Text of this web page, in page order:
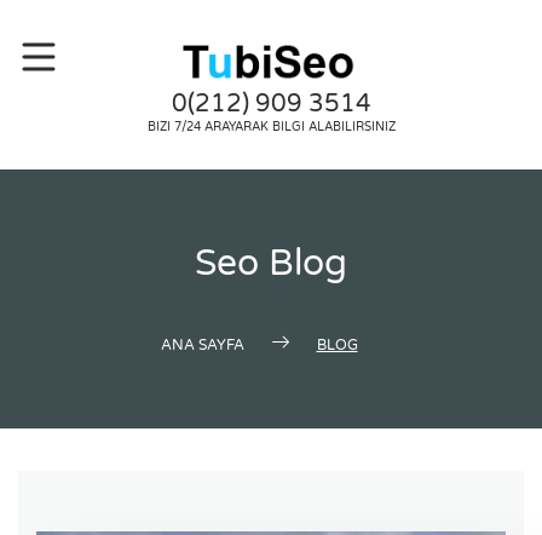
0(212) 909 3514
BIZI 7/24 ARAYARAK BILGI ALABILIRSINIZ
Seo Blog
ANA SAYFA BLOG